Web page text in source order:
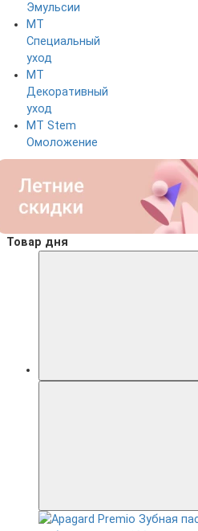
Эмульсии
MT
Специальный
уход
MT
Декоративный
уход
MT Stem
Омоложение
Товар дня